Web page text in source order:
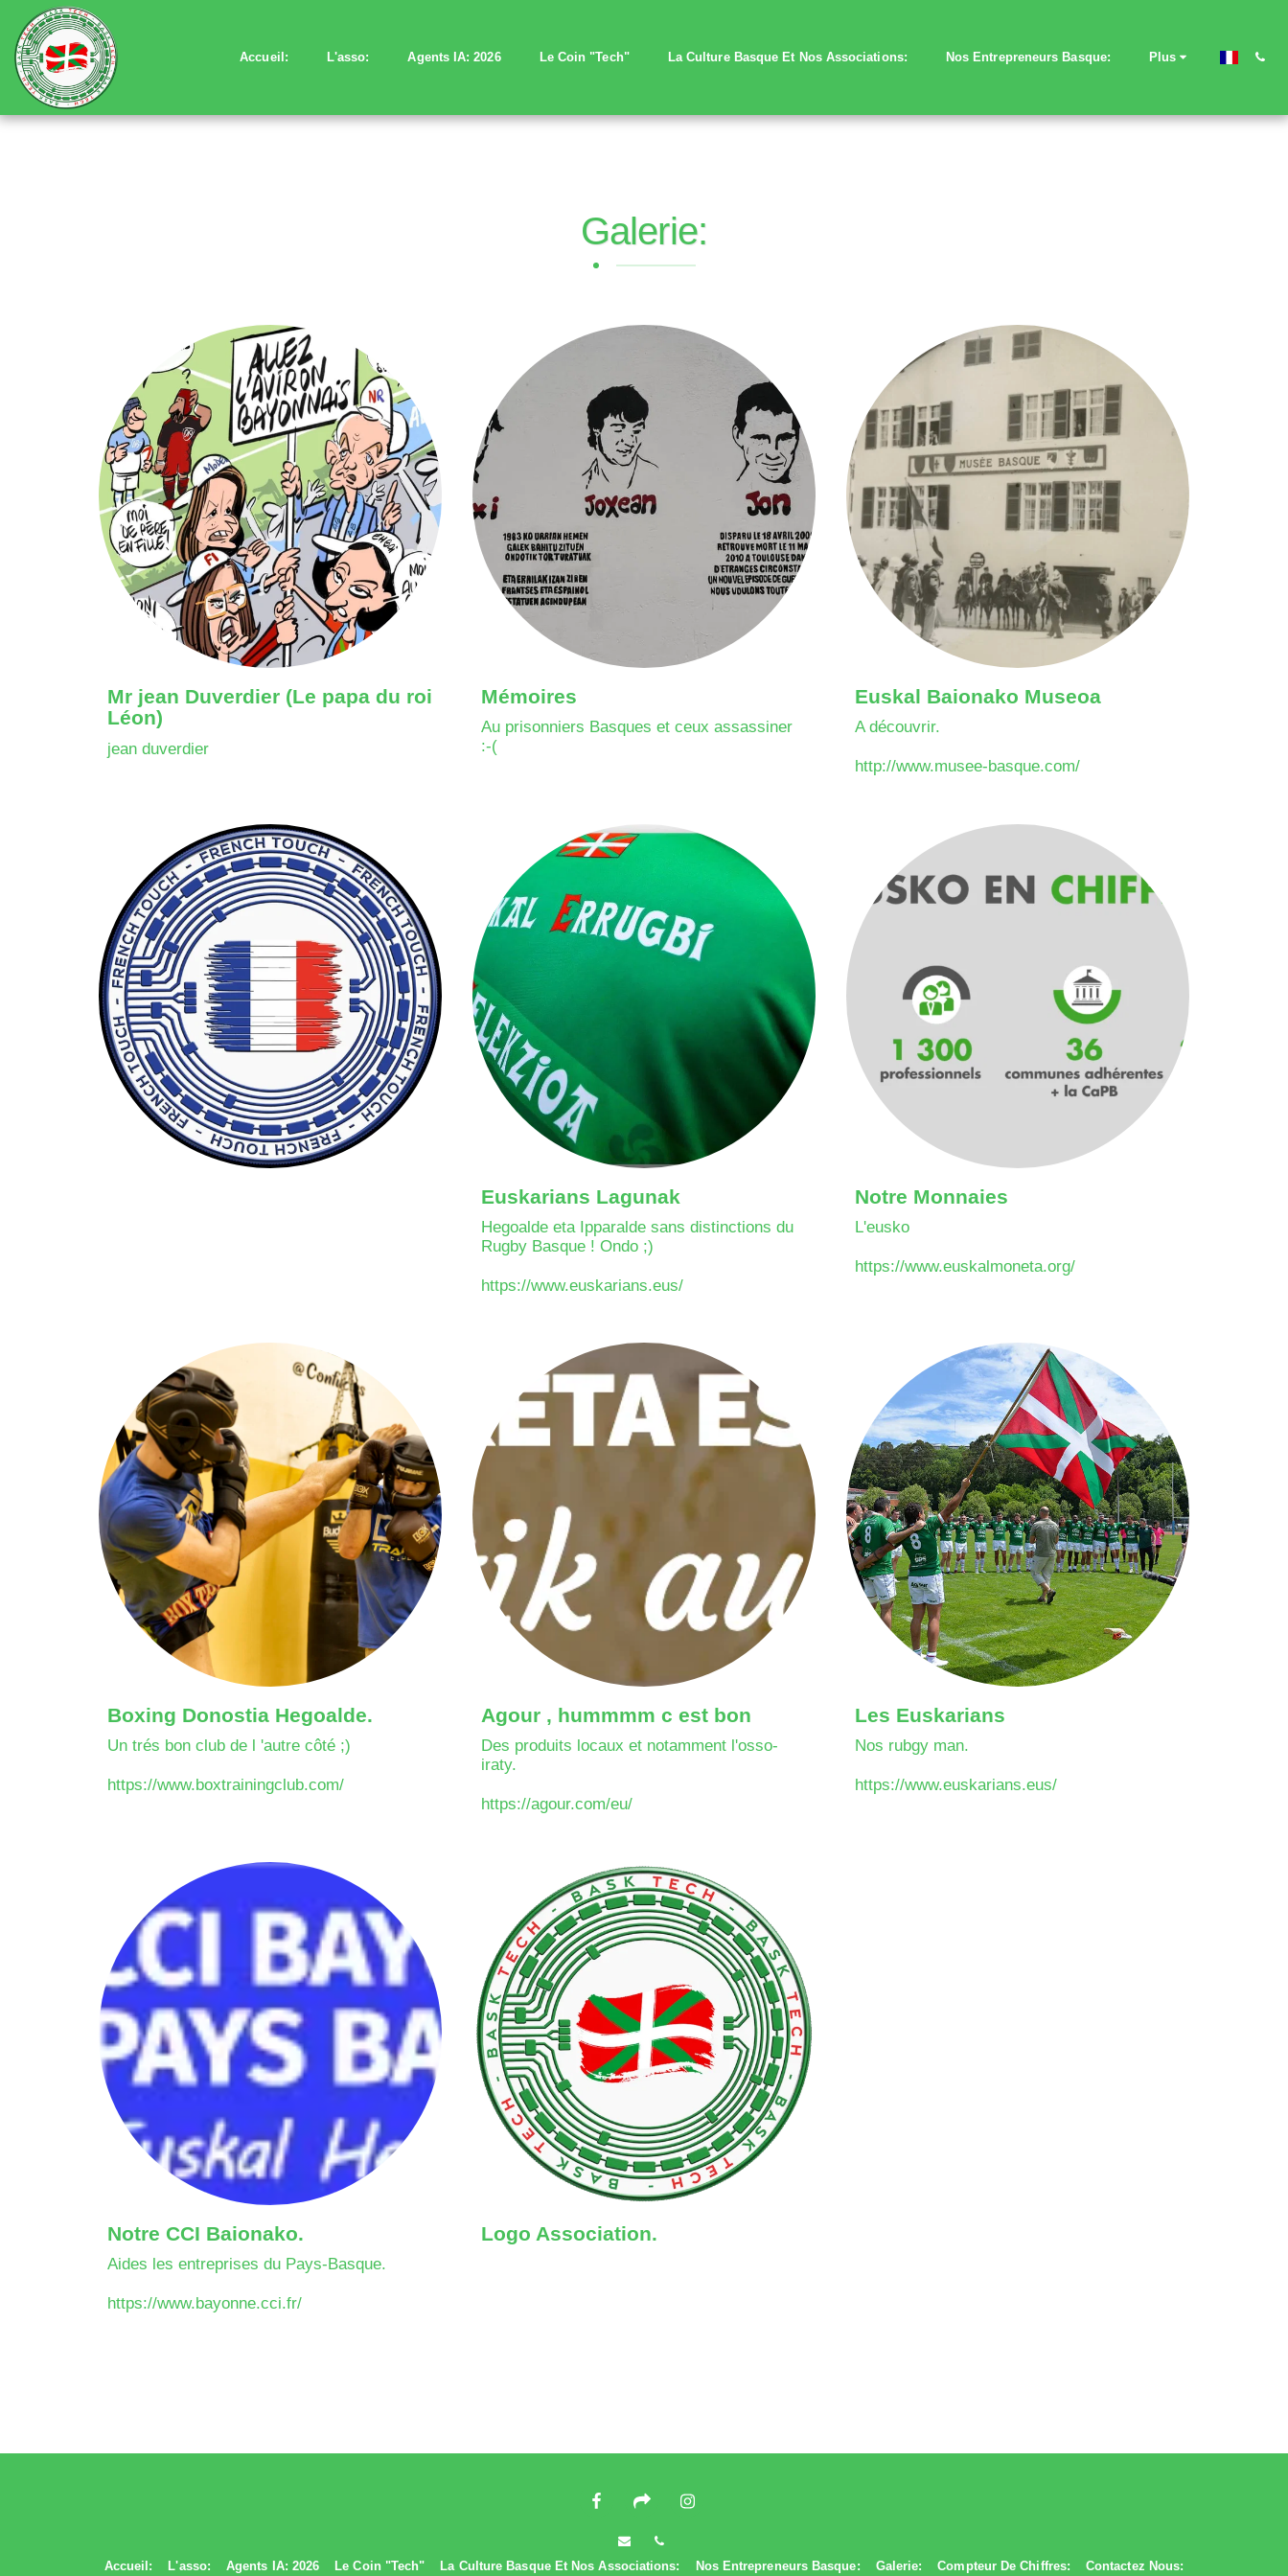
Accueil: L'asso: Agents IA: 2026 Le Coin "Tech" La Culture Basque Et Nos Associations: Nos Entrepreneurs Basque: Plus
Galerie:
Mr jean Duverdier (Le papa du roi
Léon)
jean duverdier
Mémoires
Au prisonniers Basques et ceux assassiner
:-(
Euskal Baionako Museoa
A découvrir.
http://www.musee-basque.com/
Euskarians Lagunak
Hegoalde eta Ipparalde sans distinctions du
Rugby Basque ! Ondo ;)
https://www.euskarians.eus/
Notre Monnaies
L'eusko
https://www.euskalmoneta.org/
Boxing Donostia Hegoalde.
Un trés bon club de l 'autre côté ;)
https://www.boxtrainingclub.com/
Agour , hummmm c est bon
Des produits locaux et notamment l'osso-
iraty.
https://agour.com/eu/
Les Euskarians
Nos rubgy man.
https://www.euskarians.eus/
Notre CCI Baionako.
Aides les entreprises du Pays-Basque.
https://www.bayonne.cci.fr/
Logo Association.
Accueil: L'asso: Agents IA: 2026 Le Coin "Tech" La Culture Basque Et Nos Associations: Nos Entrepreneurs Basque: Galerie: Compteur De Chiffres: Contactez Nous: